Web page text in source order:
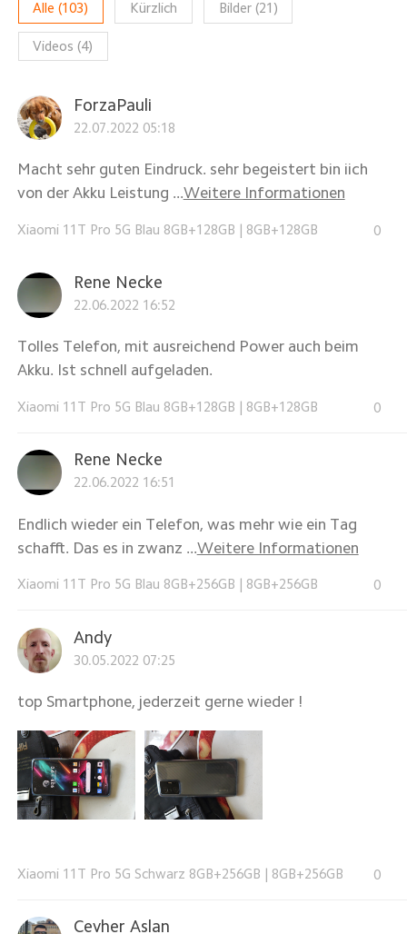
Alle (103) Kürzlich Bilder(21 )
Videos (4)
ForzaPauli
22.07.2022 05:18
Macht sehr guten Eindruck. sehr begeistert bin iich
von der Akku Leistung ...Weitere Informationen
Xiaomi 11T Pro 5G Blau 8GB+128GB | 8GB+128GB 0
Rene Necke
22.06.2022 16:52
Tolles Telefon, mit ausreichend Power auch beim
Akku. Ist schnell aufgeladen.
Xiaomi 11T Pro 5G Blau 8GB+128GB 8GB+128GB 0
Rene Necke
22.06.2022 16:51
Endlich wieder ein Telefon, was mehr wie ein Tag
schafft. Das es in zwanz ...Weitere Informationen
Xiaomi 11T Pro 5G Blau 8GB+256GB 8GB+256GB 0
Andy
30.05.2022 07:25
top Smartphone, jederzeit gerne wieder !
Xiaomi 11T Pro 5G Schwarz 8GB+256GB 8GB+256GB 0
Cevher Aslan